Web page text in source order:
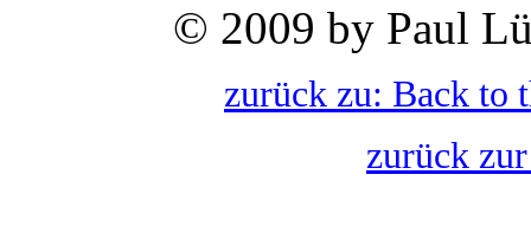
© 2009 by Paul
zurück zu: Back to
zurück